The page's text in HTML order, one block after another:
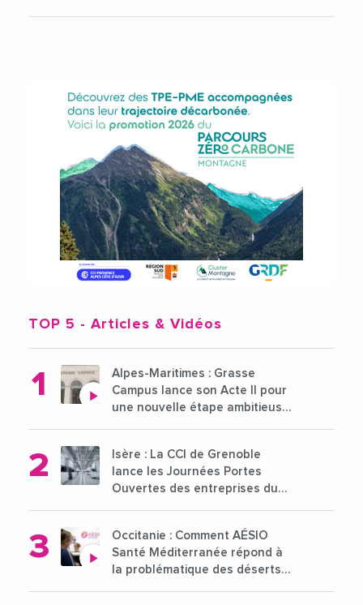
TOP 5 - Articles & Vidéos
Alpes-Maritimes : Grasse
Campus lance son Acte II pour
une nouvelle étape ambitieuse
Isère : La CCI de Grenoble
lance les Journées Portes
Ouvertes des entreprises du
Occitanie : Comment AÉSIO
Santé Méditerranée répond à
la problématique des déserts